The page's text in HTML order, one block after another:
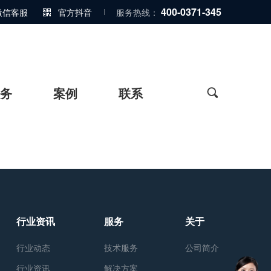
信客服  官方抖音 服务热线： 400-0371-345
案例 联系 
行业资讯
行业动态
行业资讯
服务
技术服务
解决方案
关于
公司简介